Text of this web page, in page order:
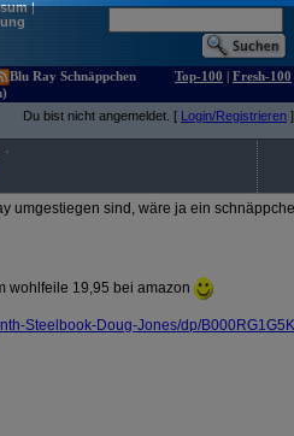
|
Blu Ray Schnäppchen
Top-100 | Fresh-100
Du bist nicht angemeldet. [ Login/Registrieren ]
umgestiegen sind, wäre ja ein
wohlfeile 19,95 bei amazon
Steelbook-Doug-Jones/dp/